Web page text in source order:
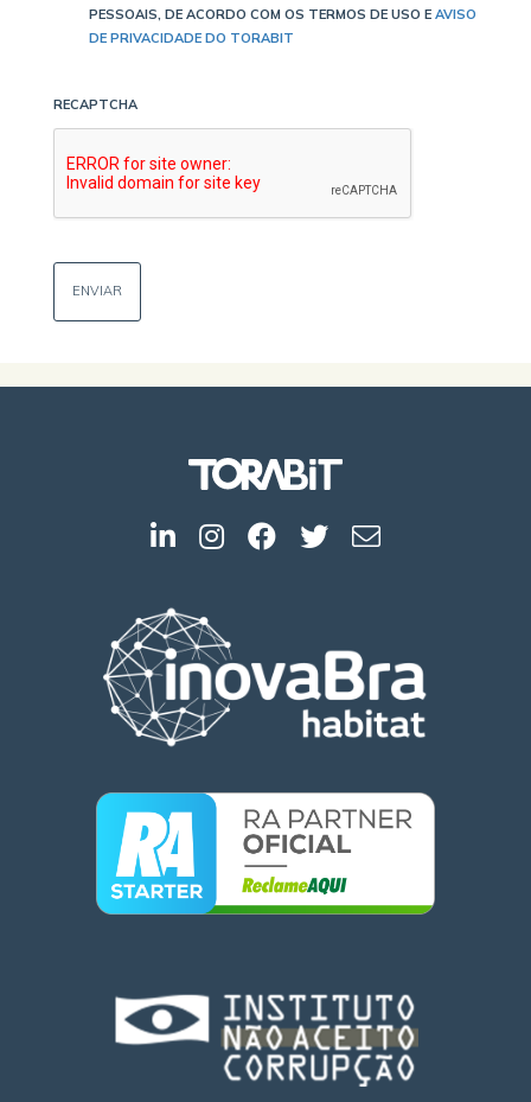
PESSOAIS, DE ACORDO COM OS TERMOS DE USO E AVISO
DE PRIVACIDADE DO TORABIT
RECAPTCHA